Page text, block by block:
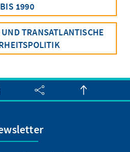
BIS 1990
TRANSATLANTISCHE